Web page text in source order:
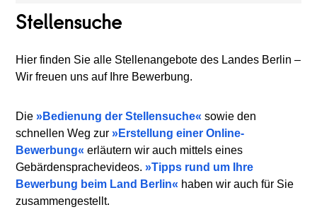
Stellensuche
Hier finden Sie alle Stellenangebote des Landes Berlin –
Wir freuen uns auf Ihre Bewerbung.
Die Bedienung der Stellensuche
sowie den
schnellen Weg zur
Erstellung einer Online-
Bewerbung
erläutern wir auch mittels eines
Gebärdensprachevideos.
Tipps rund um Ihre
Bewerbung beim Land Berlin
haben wir auch für Sie
zusammengestellt.